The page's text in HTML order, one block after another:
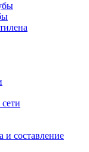
и составление